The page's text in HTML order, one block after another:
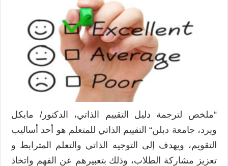
“ملخص لترجمة دليل التقييم الذاتي، الدكتور/ مايكل
ويرد، جامعة دبلن“ التقييم الذاتي للمتعلم هو أحد أساليب
التقويم، ويهدف إلى التوجيه الذاتي والتعلم المترابط و
تعزيز مشاركة الطلاب، وذلك بتعبيرهم عن الفهم واتخاذ